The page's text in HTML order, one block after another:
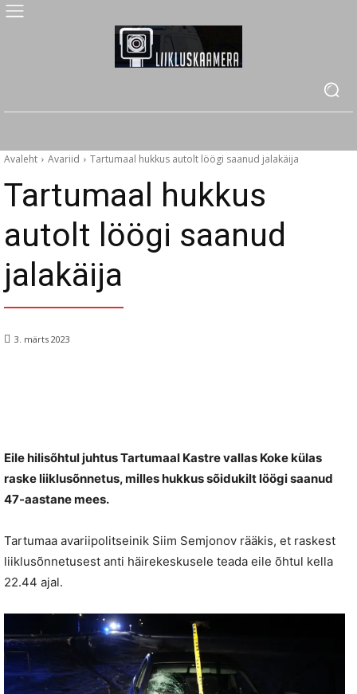
Avaleht Avariid Tartumaal hukkus autolt löögi saanud jalakäija
Tartumaal hukkus
autolt löögi saanud
jalakäija
3. märts 2023
Eile hilisõhtul juhtus Tartumaal Kastre vallas Koke külas
raske liiklusõnnetus, milles hukkus sõidukilt löögi saanud
47-aastane mees.
Tartumaa avariipolitseinik Siim Semjonov rääkis, et raskest
liiklusõnnetusest anti häirekeskusele teada eile õhtul kella
22.44 ajal.